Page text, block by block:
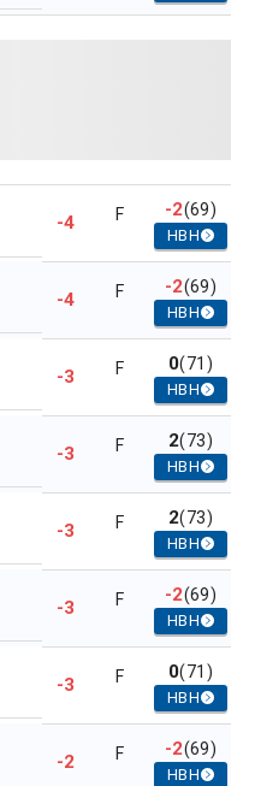
-4 F -2(69)
HBH
-4 F -2(69)
HBH
-3 F 0(71)
HBH
-3 F 2(73)
HBH
-3 F 2(73)
HBH
-3 F -2(69)
HBH
-3 F 0(71)
HBH
-2 F -2(69)
HBH